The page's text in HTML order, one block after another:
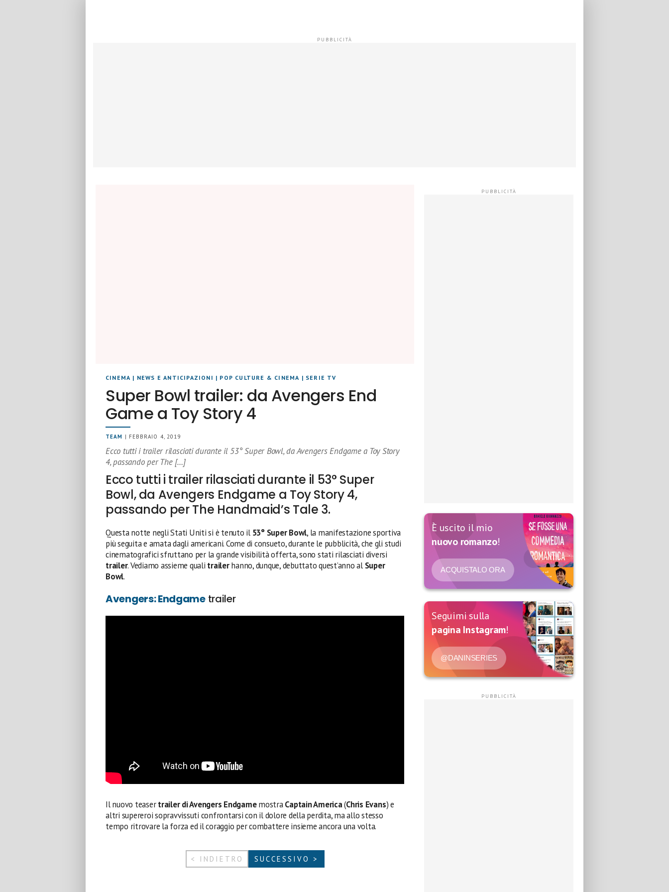
CINEMA | NEWS E ANTICIPAZIONI | POP CULTURE & CINEMA | SERIE TV
Super Bowl trailer: da Avengers End
Game a Toy Story 4
TEAM | FEBBRAIO 4, 2019
Ecco tutti i trailer rilasciati durante il 53° Super Bowl, da Avengers Endgame a Toy Story
4, passando per The […]
Ecco tutti i trailer rilasciati durante il 53° Super
Bowl, da Avengers Endgame a Toy Story 4,
passando per The Handmaid’s Tale 3.
Questa notte negli Stati Uniti si è tenuto il 53° Super Bowl, la manifestazione sportiva
più seguita e amata dagli americani. Come di consueto, durante le pubblicità, che gli studi
cinematografici sfruttano per la grande visibilità offerta, sono stati rilasciati diversi
trailer. Vediamo assieme quali trailerhanno, dunque, debuttato quest’anno al Super
Bowl.
Avengers: Endgametrailer
Il nuovo teasertrailer di Avengers EndgamemostraCaptain America(Chris Evans) e
altri supereroi sopravvissuti confrontarsi con il dolore della perdita, ma allo stesso
tempo ritrovare la forza ed il coraggio per combattere insieme ancora una volta.
< INDIETRO SUCCESSIVO >
È uscito il mio
nuovo romanzo!
ACQUISTALO ORA
Seguimi sulla
pagina Instagram!
@DANINSERIES